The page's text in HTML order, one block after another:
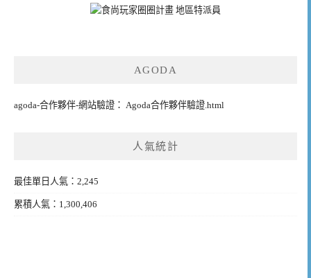
AGODA
agoda-合作夥伴-網站驗證： Agoda合作夥伴驗證.html
人氣統計
最佳單日人氣：2,245
累積人氣：1,300,406